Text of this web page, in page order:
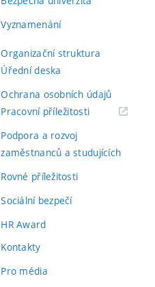
Vyznamenání
Organizační struktura
Úřední deska
Ochrana osobních údajů
Pracovní příležitosti(externí
Podpora a rozvoj
zaměstnanců a studujících
Rovné příležitosti
Sociální bezpečí
HR Award
Kontakty
Pro média